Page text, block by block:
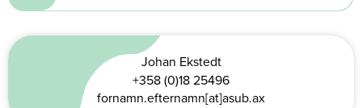
Johan Ekstedt
+358 (0)18 25496
fornamn.efternamn[at]asub.ax